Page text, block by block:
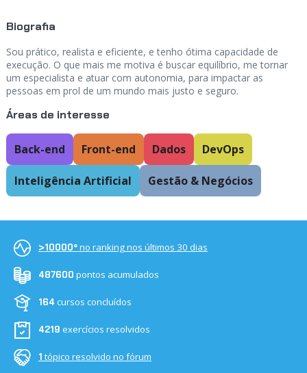
Biografia
Sou prático, realista e eficiente, e tenho ótima capacidade de
execução. O que mais me motiva é buscar equilíbrio, me tornar
um especialista e atuar com autonomia, para impactar as
pessoas em prol de um mundo mais justo e seguro.
Áreas de interesse
Back-end Front-end Dados DevOps
Inteligência Artificial Gestão & Negócios
>10000ºno ranking nos últimos 30 dias
487600 pontos acumulados
164cursos concluídos
4219 exercícios resolvidos
1 tópico resolvido no fórum